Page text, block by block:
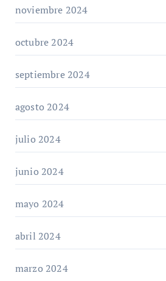
noviembre 2024
octubre 2024
septiembre 2024
agosto 2024
julio 2024
junio 2024
mayo 2024
abril 2024
marzo 2024